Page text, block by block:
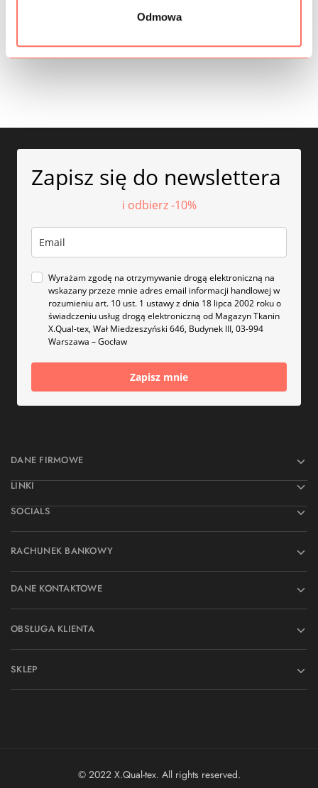
Odmowa
romby
Zapisz się do newslettera
i odbierz -10%
Wyrażam zgodę na otrzymywanie drogą elektroniczną na
wskazany przeze mnie adres email informacji handlowej w
rozumieniu art. 10 ust. 1 ustawy z dnia 18 lipca 2002 roku o
świadczeniu usług drogą elektroniczną od Magazyn Tkanin
X.Qual-tex, Wał Miedzeszyński 646, Budynek III, 03-994
Warszawa – Gocław
Zapisz mnie
DANE FIRMOWE
LINKI
SOCIALS
RACHUNEK BANKOWY
DANE KONTAKTOWE
OBSŁUGA KLIENTA
SKLEP
© 2022 X.Qual-tex. All rights reserved.